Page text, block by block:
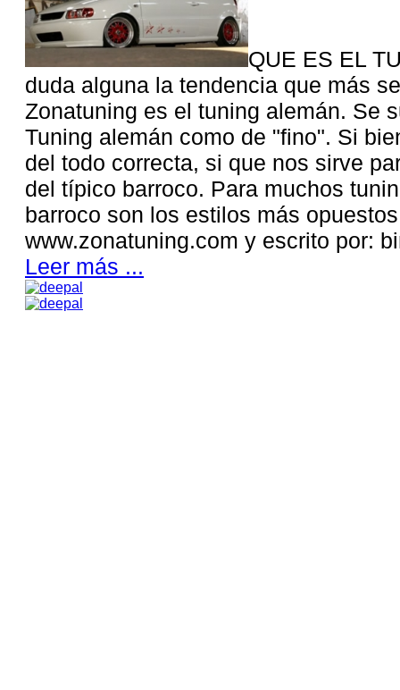
QUE ES EL
duda alguna la tendencia que más
Zonatuning es el tuning alemán. Se
Tuning alemán como de "fino". Si
del todo correcta, si que nos sirve
del típico barroco. Para muchos
barroco son los estilos más
www.zonatuning.com y escrito por:
Leer más ...